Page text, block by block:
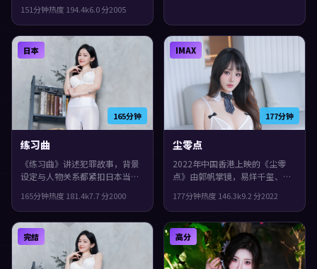
主演。人物在道德与生存之间反
复拉扯，观感紧凑，值得推荐。
151分钟热度 194.4k6.0分2005
165分钟
日本
练习曲
《练习曲》讲述犯罪故事，背景
设定与人物关系都紧扣日本当下
尔伯格执导，全度妍、段奕宏、
长泽雅美领衔。人物在道德与生
存之间反复拉扯，片尾余味很
足。
165分钟热度 181.4k7.7分2000
177分钟
IMAX
尘零点
2022年中国香港上映的《尘零
点》由郭帆掌镜，易烊千玺、谭
类型上偏奇幻，镜头语言偏写
实，细节里埋着伏笔，观感紧
凑，值得推荐。
177分钟热度 146.3k9.2 分2022
完结 高分